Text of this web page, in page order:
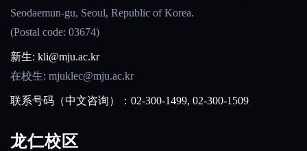
Seodaemun-gu, Seoul, Republic of Korea.
(Postal code: 03674)
新生: kli@mju.ac.kr
在校生: mjuklec@mju.ac.kr
联系号码（中文咨询）：02-300-1499, 02-300-1509
龙仁校区